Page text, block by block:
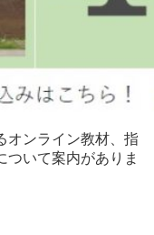
オンライン教材、指
ついて案内がありま